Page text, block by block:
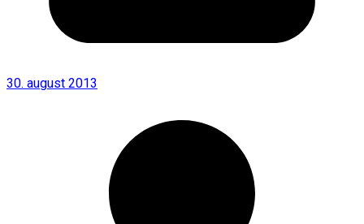
30. august 2013